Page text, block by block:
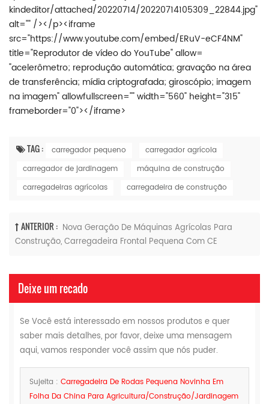
TAG : carregador pequeno
carregador agrícola
carregador de jardinagem
máquina de construção
carregadeiras agrícolas
carregadeira de construção
ANTERIOR : Nova Geração De Máquinas Agrícolas Para
Construção, Carregadeira Frontal Pequena Com CE
Deixe um recado
Se Você está interessado em nossos produtos e quer
saber mais detalhes, por favor, deixe uma mensagem
aqui, vamos responder você assim que nós puder.
Sujeita : Carregadeira De Rodas Pequena Novinha Em
Folha Da China Para Agricultura/construção/jardinagem